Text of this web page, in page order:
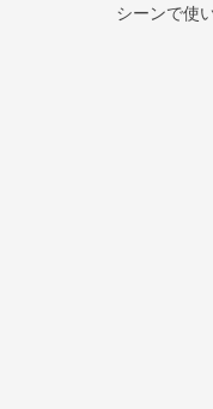
シーンで使